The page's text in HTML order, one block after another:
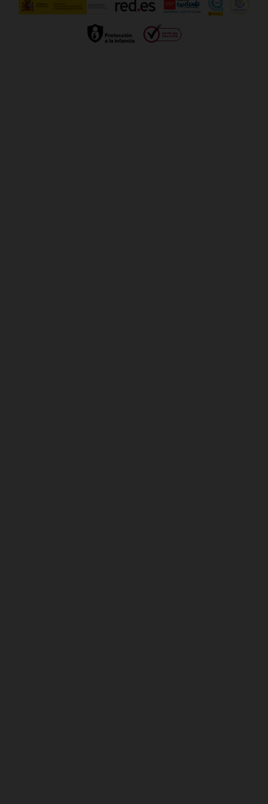
Gestionar UTIQ